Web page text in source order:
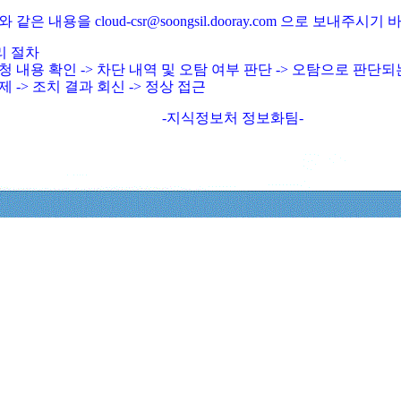
같은 내용을 cloud-csr@soongsil.dooray.com 으로 보내주시기
절차
내용 확인 -> 차단 내역 및 오탐 여부 판단 -> 오탐으로 판단되
-> 조치 결과 회신 -> 정상 접근
-지식정보처 정보화팀-